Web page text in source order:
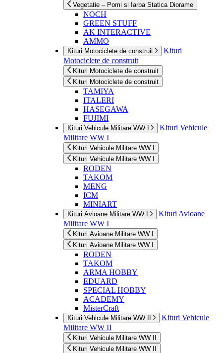
Vegetatie – Pomi si Iarba Statica Diorame
NOCH
GREEN STUFF
AK INTERACTIVE
AMMO
Kituri Motociclete de construit
Kituri
Motociclete de construit
Kituri Motociclete de construit
Kituri Motociclete de construit
TAMIYA
ITALERI
HASEGAWA
FUJIMI
Kituri Vehicule Militare WW I
Kituri Vehicule
Militare WW I
Kituri Vehicule Militare WW I
Kituri Vehicule Militare WW I
RODEN
TAKOM
MENG
ICM
MINIART
Kituri Avioane Militare WW I
Kituri Avioane
Militare WW I
Kituri Avioane Militare WW I
Kituri Avioane Militare WW I
RODEN
TAKOM
ARMA HOBBY
EDUARD
SPECIAL HOBBY
ACADEMY
MisterCraft
Kituri Vehicule Militare WW II
Kituri Vehicule
Militare WW II
Kituri Vehicule Militare WW II
Kituri Vehicule Militare WW II